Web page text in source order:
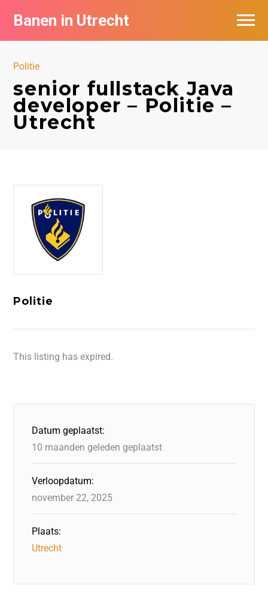
Banen in Utrecht
Politie
senior fullstack Java
developer – Politie –
Utrecht
Politie
This listing has expired.
Datum geplaatst:
10 maanden geleden geplaatst
Verloopdatum:
november 22, 2025
Plaats:
Utrecht
Vacatures per bedrijf in Utrecht